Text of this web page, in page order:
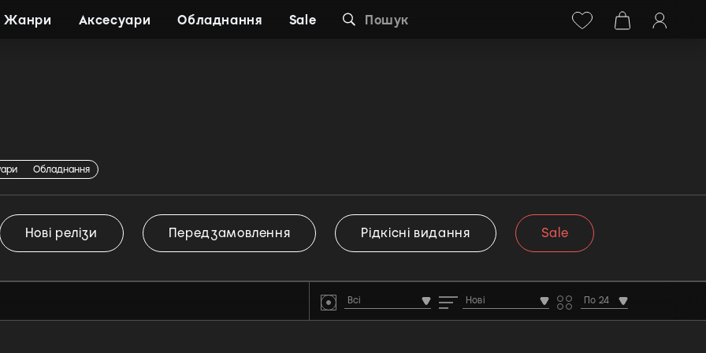
+38 (068) 778-40-38
Жанри Аксесуари Обладнання Sale Пошук
Обладнання
Нові релізи Передзамовлення Рідкісні видання Sale
Всі Нові По 24